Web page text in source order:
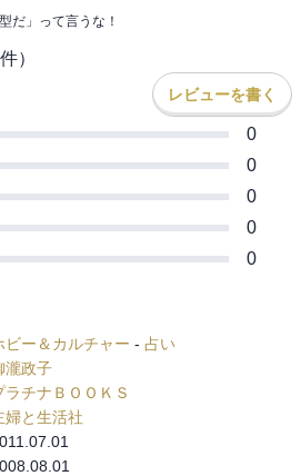
勝手に頑張るでしょうし、「夢を見よ
夢を見るでしょう。ときに、「あさっ
らせ、脱線するケースがあります。し
き込みダメージを与えることにもなり
長所と短所をよくつかんでください。
書「孫子」いわく「敵を知り、己を知
」です。Ｏ型以外の人は、はたしてＯ
感してもらえればと思います。Ｏ型研
ながるのです。そして、もし本書が日
けにもなれば、こんなにうれしいこと
だ」って言うな！
件）
レビューを書く
0
0
0
0
0
ビー＆カルチャー - 占い
瀧政子
ラチナＢＯＯＫＳ
婦と生活社